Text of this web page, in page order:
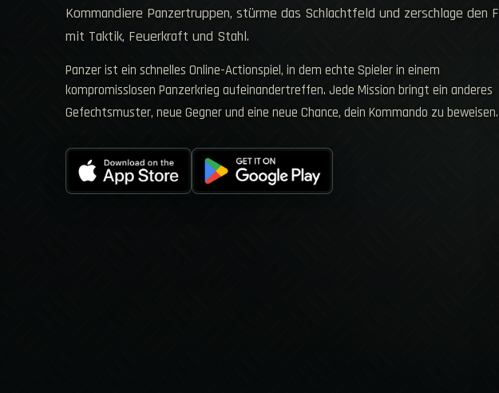
Kommandiere Panzertruppen, stürme das Schlachtfeld und zerschlage den
mit Taktik, Feuerkraft und Stahl.
Panzer ist ein schnelles Online-Actionspiel, in dem echte Spieler in einem
kompromisslosen Panzerkrieg aufeinandertreffen. Jede Mission bringt ein anderes
Gefechtsmuster, neue Gegner und eine neue Chance, dein Kommando zu beweisen.